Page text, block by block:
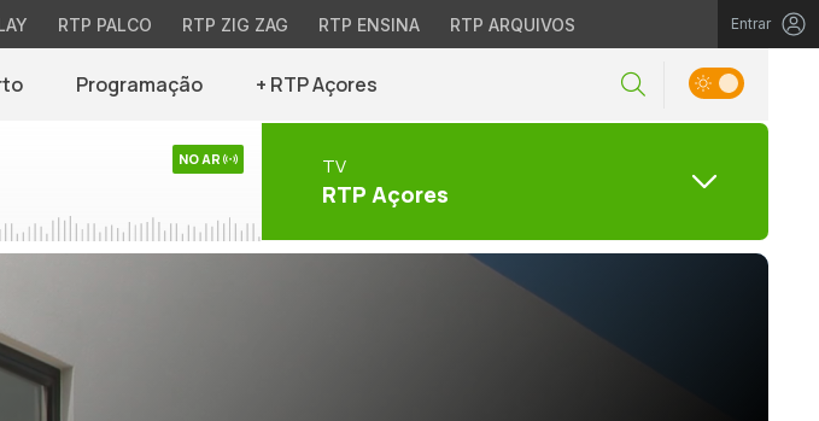
RTP PALCO RTP ZIG ZAG RTP ENSINA RTP ARQUIVOS Entrar
Programação + RTP Açores
NO AR TV
RTP Açores